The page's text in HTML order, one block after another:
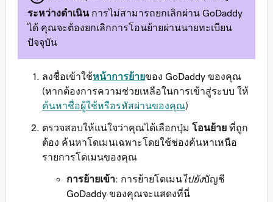
ระหว่างดำเนินการไม่สามารถยกเลิกผ่าน GoDaddy
ได้ คุณจะต้องยกเลิกการโอนย้ายผ่านนายทะเบียน
ปัจจุบัน
ลงชื่อเข้าใช้หน้าการย้ายของ GoDaddy ของคุณ
(หากต้องการความช่วยเหลือในการเข้าสู่ระบบ ให้
ค้นหาชื่อผู้ใช้หรือรหัสผ่านของคุณ)
ตรวจสอบให้แน่ใจว่าคุณได้เลือกปุ่ม โอนย้าย ที่ถูก
ต้อง ค้นหาโดเมนเฉพาะโดยใช้ช่องค้นหาเหนือ
รายการโดเมนของคุณ
การย้ายเข้า: การย้ายโดเมนไปยังบัญชี
GoDaddy ของคุณจะแสดงที่นี่